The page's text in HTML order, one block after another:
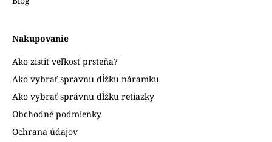
Nakupovanie
Ako zistiť veľkosť prsteňa?
Ako vybrať správnu dĺžku náramku
Ako vybrať správnu dĺžku retiazky
Obchodné podmienky
Ochrana údajov